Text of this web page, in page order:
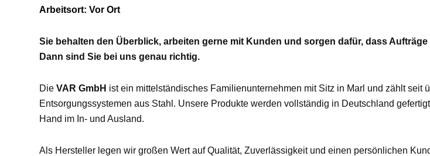
Arbeitsort: Vor Ort
Sie behalten den Überblick, arbeiten gerne mit Kunden und sorgen dafür, dass
Dann sind Sie bei uns genau richtig.
DieVAR GmbH ist ein mittelständisches Familienunternehmen mit Sitz in Marl und zählt seit
Entsorgungssystemen aus Stahl. Unsere Produkte werden vollständig in Deutschland
Hand im In- und Ausland.
Als Hersteller legen wir großen Wert auf Qualität, Zuverlässigkeit und einen persönlichen